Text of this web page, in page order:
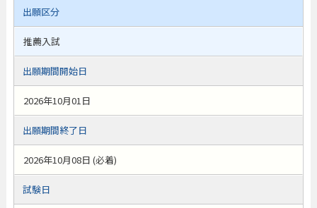
出願区分
推薦入試
出願期間開始日
2026年10月01日
出願期間終了日
2026年10月08日 (必着)
試験日